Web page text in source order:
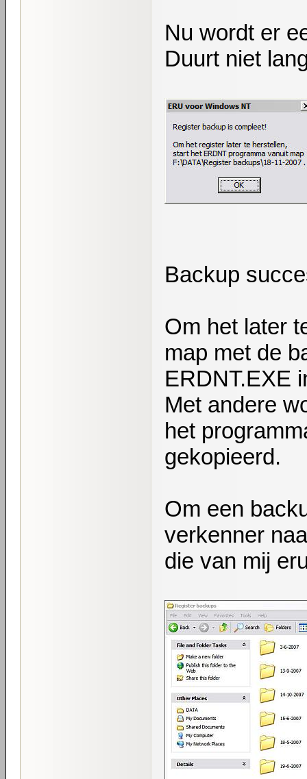
Nu wordt er
Duurt niet
Backup
Om het later
map met de
ERDNT.EXE
Met andere
het
gekopieerd.
Om een
verkenner
die van mij